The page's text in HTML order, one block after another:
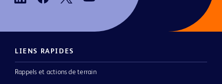
LIENS RAPIDES
Rappels et actions de terrain